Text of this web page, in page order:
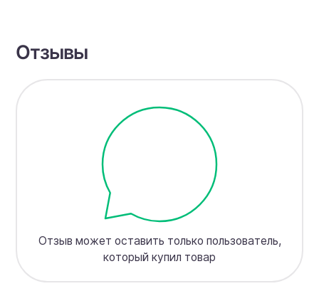
Отзывы
Отзыв может оставить только пользователь,
который купил товар